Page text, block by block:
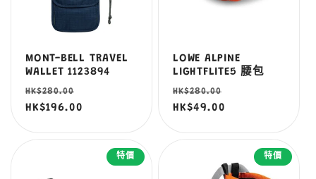
MONT-BELL TRAVEL
WALLET 1123894
定
價
HK$280.00
價
HK$196.00
LOWE ALPINE
LIGHTFLITE5 腰包
定
價
HK$280.00
HK$49.00
特價 特價